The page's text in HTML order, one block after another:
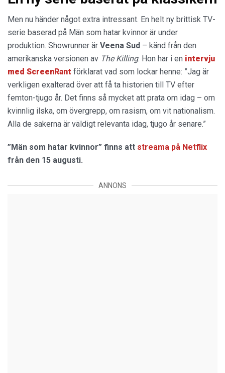
Men nu händer något extra intressant. En helt ny brittisk TV-
serie baserad på Män som hatar kvinnor är under
produktion. Showrunner är Veena Sud – känd från den
amerikanska versionen av The Killing. Hon har i en intervju
med ScreenRant förklarat vad som lockar henne: ”Jag är
verkligen exalterad över att få ta historien till TV efter
femton-tjugo år. Det finns så mycket att prata om idag – om
kvinnlig ilska, om övergrepp, om rasism, om vit nationalism.
Alla de sakerna är väldigt relevanta idag, tjugo år senare.”
”Män som hatar kvinnor” finns att streama på Netflix
från den 15 augusti.
ANNONS